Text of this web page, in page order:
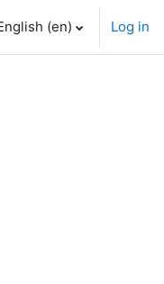
‎(en)‎ Log in